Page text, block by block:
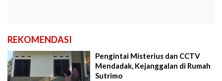
REKOMENDASI
Pengintai Misterius dan CCTV
Mendadak, Kejanggalan di Rumah
Sutrimo